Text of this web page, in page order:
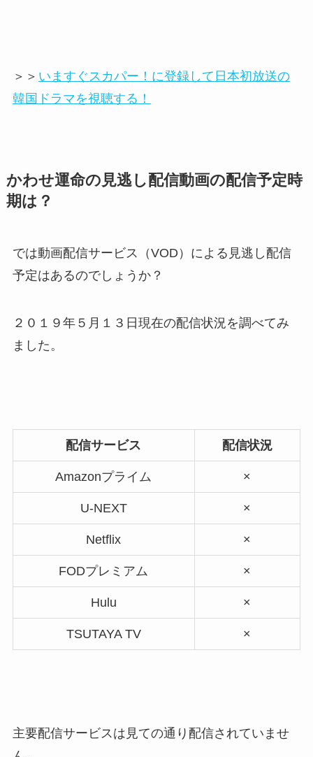
＞＞ いますぐスカパー！に登録して日本初放送の
韓国ドラマを視聴する！
かわせ運命の見逃し配信動画の配信予定時
期は？
では動画配信サービス（VOD）による見逃し配信
予定はあるのでしょうか？
２０１９年５月１３日現在の配信状況を調べてみ
ました。
配信サービス 配信状況
Amazonプライム ×
U-NEXT ×
Netflix ×
FODプレミアム ×
Hulu ×
TSUTAYA TV ×
主要配信サービスは見ての通り配信されていませ